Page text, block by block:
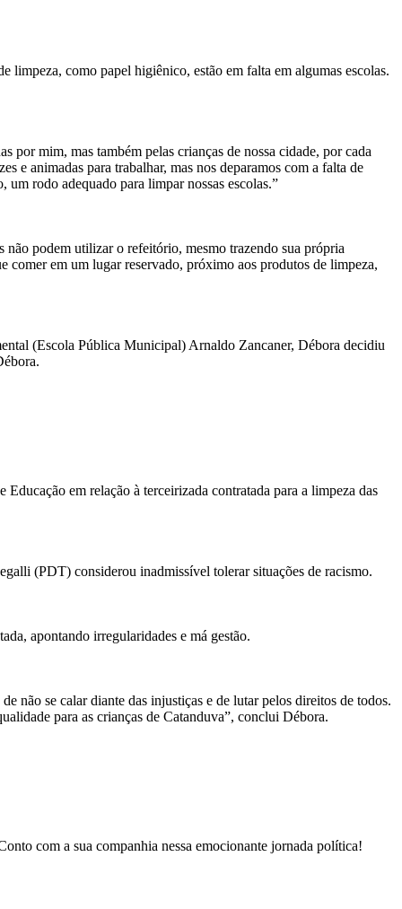
limpeza, como papel higiênico, estão em falta em algumas escolas.
por mim, mas também pelas crianças de nossa cidade, por cada
e animadas para trabalhar, mas nos deparamos com a falta de
um rodo adequado para limpar nossas escolas.”
não podem utilizar o refeitório, mesmo trazendo sua própria
comer em um lugar reservado, próximo aos produtos de limpeza,
(Escola Pública Municipal) Arnaldo Zancaner, Débora decidiu
em relação à terceirizada contratada para a limpeza das
(PDT) considerou inadmissível tolerar situações de racismo.
apontando irregularidades e má gestão.
não se calar diante das injustiças e de lutar pelos direitos de todos.
para as crianças de Catanduva”, conclui Débora.
com a sua companhia nessa emocionante jornada política!